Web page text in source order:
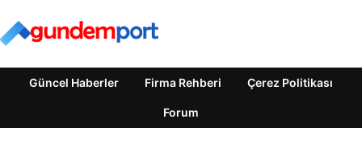
Güncel Haberler Firma Rehberi Çerez Politikası
Forum